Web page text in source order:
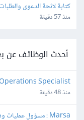
كتابة لائحة الدعوى والطلبات
منذ 57 دقيقة
أحدث الوظائف عن
Specialist
منذ 48 دقيقة